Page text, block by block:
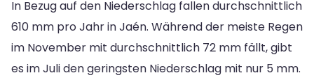
In Bezug auf den Niederschlag fallen durchschnittlich
610 mm pro Jahr in Jaén. Während der meiste Regen
im November mit durchschnittlich 72 mm fällt, gibt
es im Juli den geringsten Niederschlag mit nur 5 mm.